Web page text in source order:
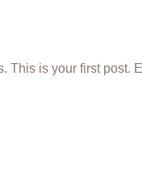
This is your first post.